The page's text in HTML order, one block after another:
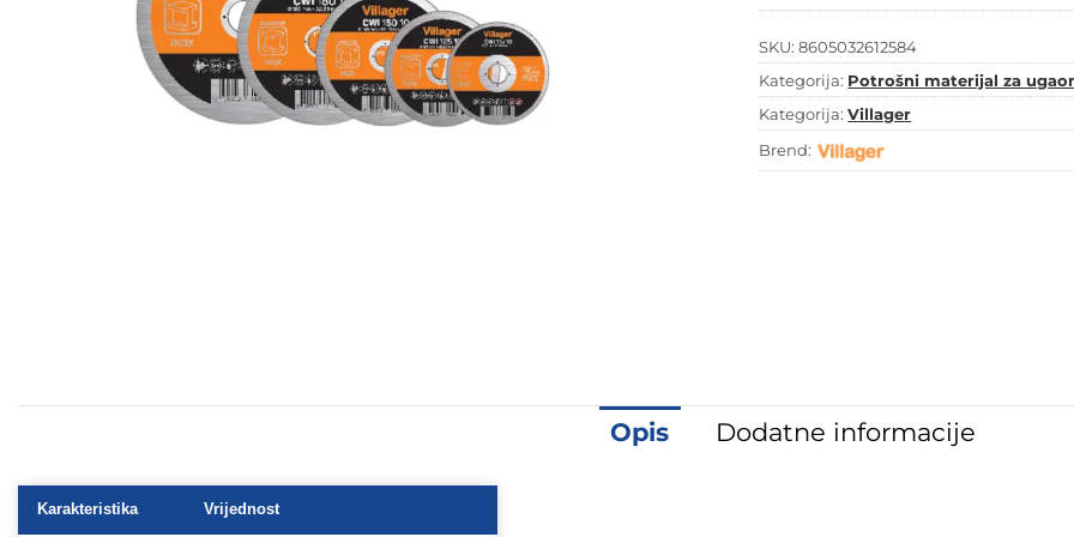
SKU:8605032612584
Kategorija: Potrošni materijal za
Kategorija:Villager
Brend:
Opis Dodatne informacije
Karakteristika Vrijednost